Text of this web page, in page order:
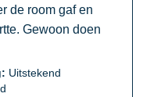
de room gaf en
Gewoon doen
Uitstekend